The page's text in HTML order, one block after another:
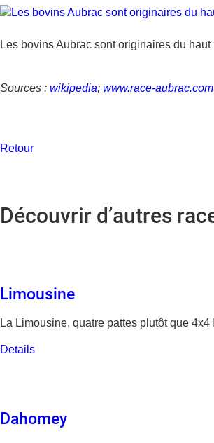
Les bovins Aubrac sont originaires du
Sources : wikipedia; www.race-aubrac.com
Retour
Découvrir d’autres
Limousine
La Limousine, quatre pattes plutôt que 4x4 !
Details
Dahomey